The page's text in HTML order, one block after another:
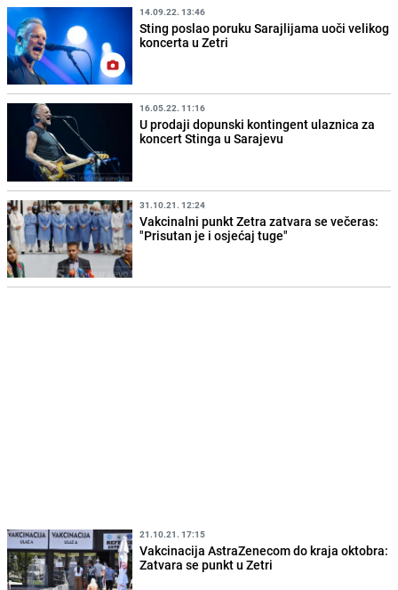
14.09.22. 13:46
Sting poslao poruku Sarajlijama uoči velikog
koncerta u Zetri
16.05.22. 11:16
U prodaji dopunski kontingent ulaznica za
koncert Stinga u Sarajevu
31.10.21. 12:24
Vakcinalni punkt Zetra zatvara se večeras:
"Prisutan je i osjećaj tuge"
21.10.21. 17:15
Vakcinacija AstraZenecom do kraja oktobra:
Zatvara se punkt u Zetri